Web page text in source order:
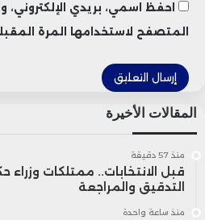
الطبي للقنب الهندي، فيما
والمهنيين الصحيين،
والصيدلة بالدار البيضاء
الثاني، بهدف تعزيز كفاءات
المعايير الدولية.
احفظ اسمي، بريدي الإلكتروني،
المتصفح لاستخدامها المرة
المقالات الأخيرة
منذ 57 دقيقة
قبل الانتخابات.. ممتلكات
التدقيق والمراجعة
منذ ساعة واحدة